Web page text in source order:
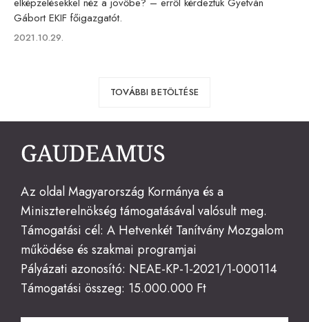
Gábort EKIF főigazgatót.
Published
2021.10.29.
TOVÁBBI BETÖLTÉSE
Az oldal Magyarország Kormánya és a
Miniszterelnökség támogatásával valósult meg.
Támogatási cél: A Hetvenkét Tanítvány Mozgalom
működése és szakmai programjai
Pályázati azonosító: NEAE-KP-1-2021/1-000114
Támogatási összeg: 15.000.000 Ft